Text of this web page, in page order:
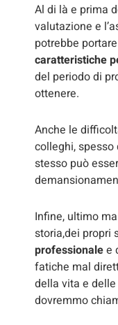
Al di là e prima
valutazione e
potrebbe
caratteristiche
del periodo di
ottenere.
Anche le
colleghi,
stesso può
Infine, ultimo
storia,dei propri
professionalee
fatiche mal
della vita e
dovremmo